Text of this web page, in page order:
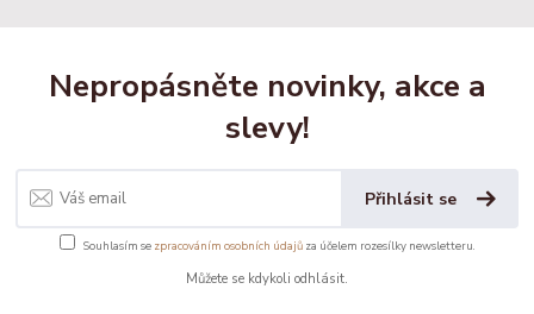
Nepropásněte novinky, akce a
slevy!
Přihlásit se
Souhlasím se zpracováním osobních údajůza účelem rozesílky newsletteru.
Můžete se kdykoli odhlásit.